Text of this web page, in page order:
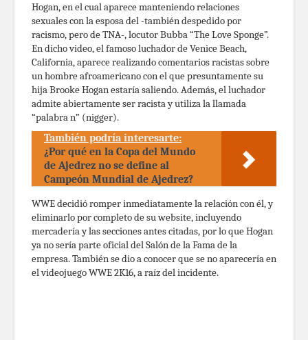
Hogan, en el cual aparece manteniendo relaciones
sexuales con la esposa del -también despedido por
racismo, pero de TNA-, locutor Bubba “The Love Sponge”.
En dicho video, el famoso luchador de Venice Beach,
California, aparece realizando comentarios racistas sobre
un hombre afroamericano con el que presuntamente su
hija Brooke Hogan estaría saliendo. Además, el luchador
admite abiertamente ser racista y utiliza la llamada
“palabra n” (nigger).
También podría interesarte:
¿Por qué en la Copa del Mundo
de Ajedrez no se define al
Campeón Mundial de Ajedrez?
WWE decidió romper inmediatamente la relación con él, y
eliminarlo por completo de su website, incluyendo
mercadería y las secciones antes citadas, por lo que Hogan
ya no sería parte oficial del Salón de la Fama de la
empresa. También se dio a conocer que se no aparecería en
el videojuego WWE 2K16, a raíz del incidente.